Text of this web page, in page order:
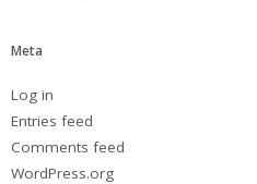
Meta
Log in
Entries feed
Comments feed
WordPress.org